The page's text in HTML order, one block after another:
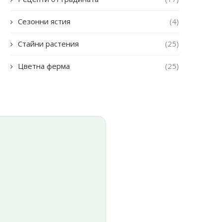
Сезонни ястия (4)
Стайни растения (25)
Цветна ферма (25)